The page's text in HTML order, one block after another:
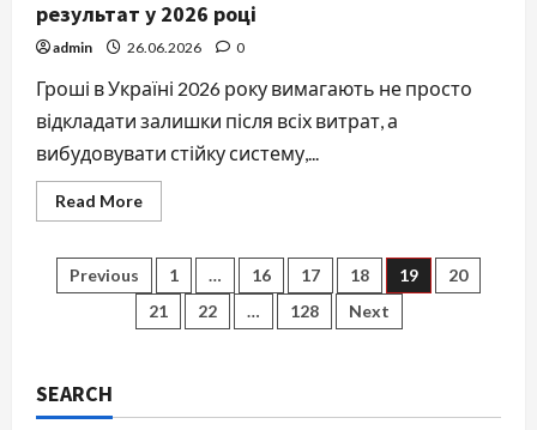
результат у 2026 році
admin 26.06.2026 0
Гроші в Україні 2026 року вимагають не просто
відкладати залишки після всіх витрат, а
вибудовувати стійку систему,...
Read MoreRead
more
збирати
гроші:
стратегії,
що
дають
Posts
pagination
Previous 1 … 16 17 18 19
20
21
22 … 128 Next
SEARCH